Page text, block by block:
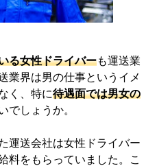
る女性ドライバーも運送業
業界は男の仕事というイメ
く、特に待遇面では男女の
でしょうか。
運送会社は女性ドライバー
料をもらっていました。こ